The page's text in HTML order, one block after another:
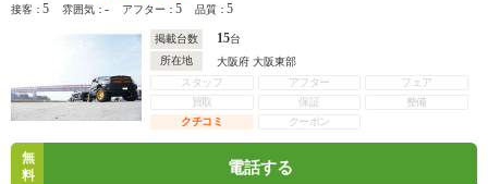
接客：5 雰囲気：- アフター：5 品質：5
掲載台数 15台
所在地
大阪府 大阪東部
スタッフ
アフター
フェア
買取
保証
整備
クチコミ
クーポン
無
料
電話する